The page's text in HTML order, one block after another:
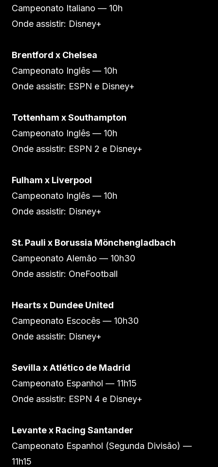
Campeonato Italiano — 10h
Onde assistir: Disney+
Brentford x Chelsea
Campeonato Inglês — 10h
Onde assistir: ESPN e Disney+
Tottenham x Southampton
Campeonato Inglês — 10h
Onde assistir: ESPN 2 e Disney+
Fulham x Liverpool
Campeonato Inglês — 10h
Onde assistir: Disney+
St. Pauli x Borussia Mönchengladbach
Campeonato Alemão — 10h30
Onde assistir: OneFootball
Hearts x Dundee United
Campeonato Escocês — 10h30
Onde assistir: Disney+
Sevilla x Atlético de Madrid
Campeonato Espanhol — 11h15
Onde assistir: ESPN 4 e Disney+
Levante x Racing Santander
Campeonato Espanhol (Segunda Divisão) —
11h15